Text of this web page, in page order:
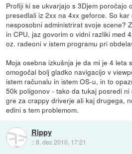
Profiji ki se ukvarjajo s 3Djem poročajo
presedlali iz 2xx na 4xx geforce. So
nesposobni administrirat svoje scene?
in CPU, jaz govorim o vidni razliki med
oz. radeoni v istem programu pri
Moja osebna izkušnja je da mi je 4 leta
omogočal bolj gladko navigacijo v
istem računalu in istem OS-u, in to
50k poligonov - tako da tukaj posredi
gre za crappy driverje ali kaj drugega,
edini s tem problemom.
Rippy
::8. dec 2010, 17:21